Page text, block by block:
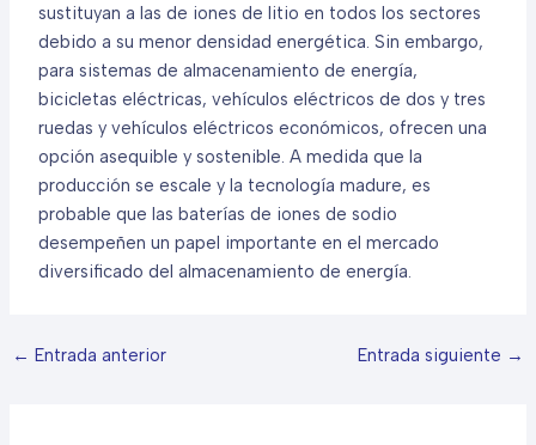
sustituyan a las de iones de litio en todos los sectores
debido a su menor densidad energética. Sin embargo,
para sistemas de almacenamiento de energía,
bicicletas eléctricas, vehículos eléctricos de dos y tres
ruedas y vehículos eléctricos económicos, ofrecen una
opción asequible y sostenible. A medida que la
producción se escale y la tecnología madure, es
probable que las baterías de iones de sodio
desempeñen un papel importante en el mercado
diversificado del almacenamiento de energía.
← Entrada anterior Entrada siguiente →